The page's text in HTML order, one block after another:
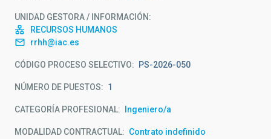
UNIDAD GESTORA / INFORMACIÓN
RECURSOS HUMANOS
rrhh@iac.es
CÓDIGO PROCESO SELECTIVO PS-2026-050
NÚMERO DE PUESTOS 1
CATEGORÍA PROFESIONAL Ingeniero/a
MODALIDAD CONTRACTUAL Contrato indefinido